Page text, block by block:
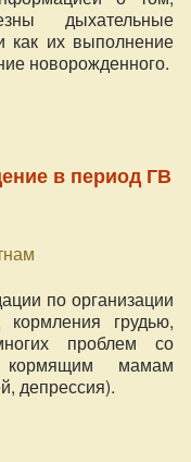
дыхательные
как их выполнение
новорожденного.
в период ГВ
по организации
грудью,
проблем со
мамам
депрессия).